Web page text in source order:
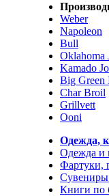
Weber
Napoleon
Bull
Oklahoma
Kamado
Big Green
Char Broil
Grillvett
Ooni
Одежда,
Одежда и
Фартуки,
Сувениры
Книги по